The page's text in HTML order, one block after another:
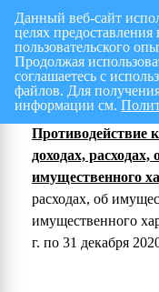
Перспективный план
Противодействие
доходах,
имущественного
расходах, об
имущественного
г. по 31 декабря
Данный веб-сайт
целях
пользовательского
Продолжая
соглашаетесь с
файлов. Для
информации см.